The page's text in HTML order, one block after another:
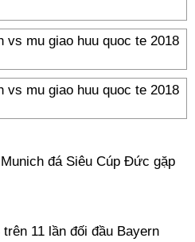
đá Siêu Cúp Đức gặp
11 lần đối đầu Bayern